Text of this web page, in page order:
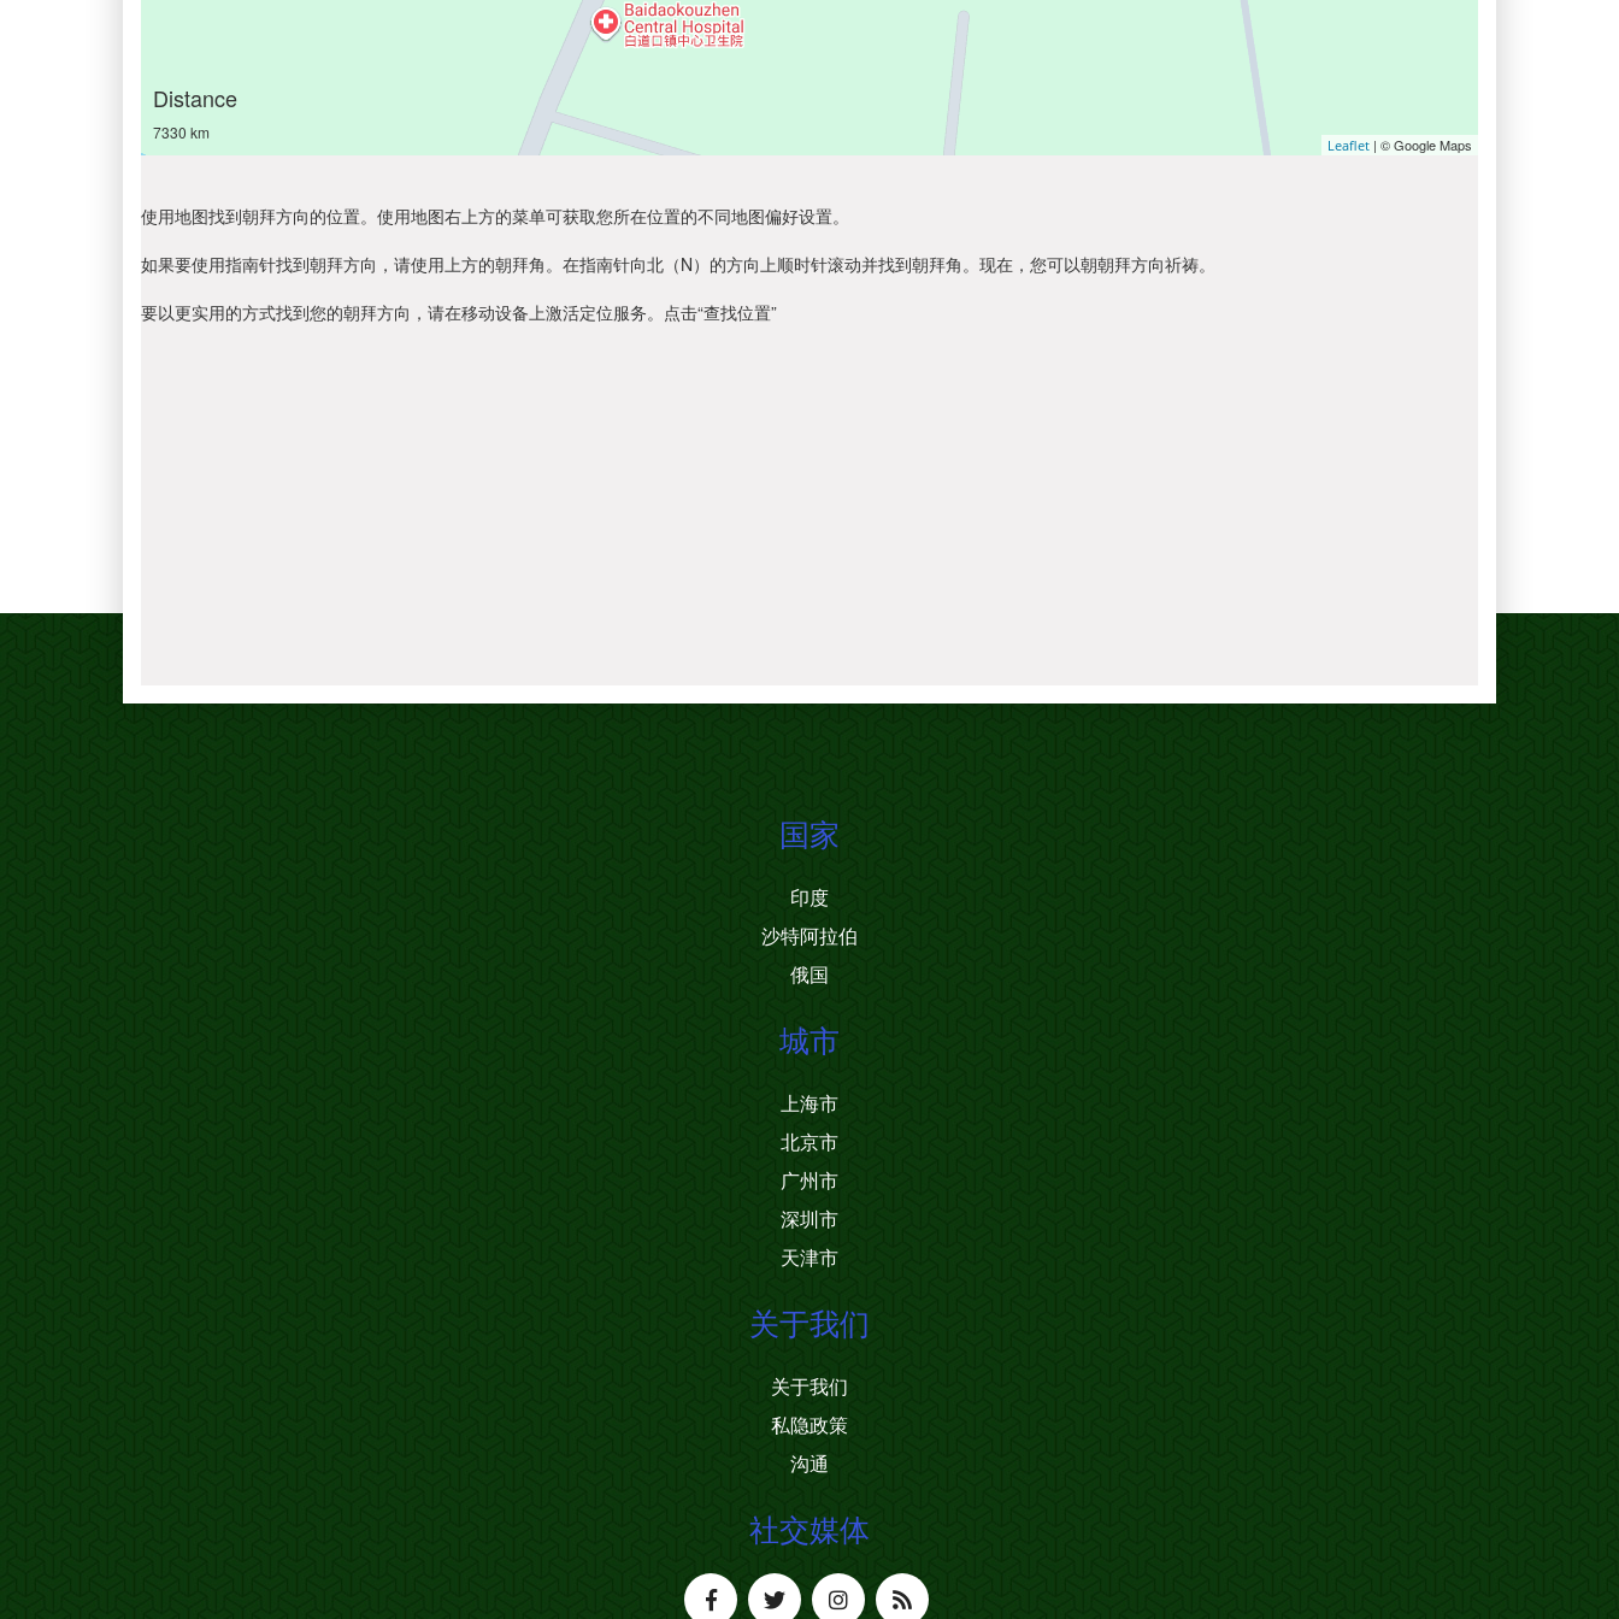
Distance
7330 km
Leaflet | © Google Maps
使用地图找到朝拜方向的位置。使用地图右上方的菜单可获取您所在位置的不同地图偏好设置。
如果要使用指南针找到朝拜方向，请使用上方的朝拜角。在指南针向北（N）的方向上顺时针滚动并找到朝拜角。现在，您可以朝朝拜方向祈祷。
要以更实用的方式找到您的朝拜方向，请在移动设备上激活定位服务。点击“查找位置”
国家
印度
沙特阿拉伯
俄国
城市
上海市
北京市
广州市
深圳市
天津市
关于我们
关于我们
私隐政策
沟通
社交媒体